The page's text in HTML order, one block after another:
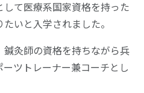
て医療系国家資格を持った
いと入学されました。
灸師の資格を持ちながら兵
ツトレーナー兼コーチとし